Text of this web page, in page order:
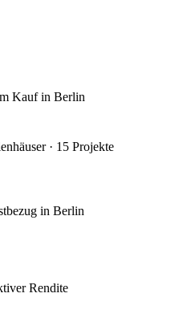
Kauf in Berlin
· 15 Projekte
in Berlin
Rendite